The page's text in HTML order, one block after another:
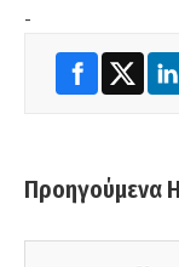
-
Προηγούμενα